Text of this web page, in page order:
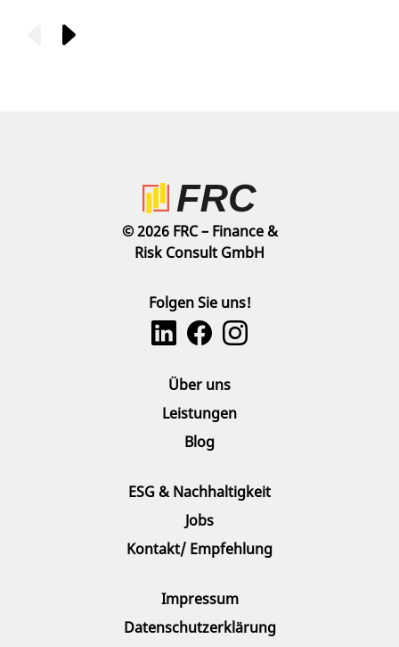
© 2026 FRC – Finance &
Risk Consult GmbH
Folgen Sie uns!
Über uns
Leistungen
Blog
ESG & Nachhaltigkeit
Jobs
Kontakt/ Empfehlung
Impressum
Datenschutzerklärung